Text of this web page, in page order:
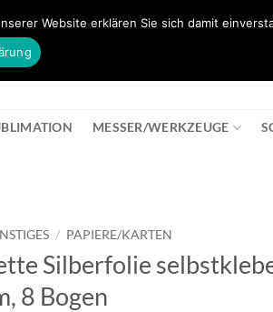
MESSER/WERKZEUGE
/ PAPIERE/KARTEN
Silberfolie
8 Bogen
Website erklären Sie sich damit